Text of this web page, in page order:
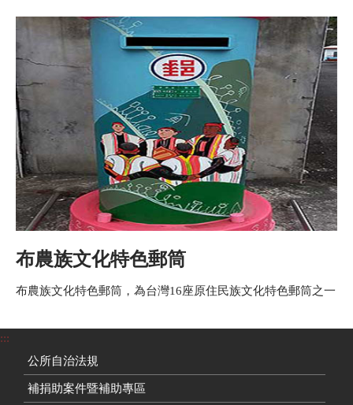
布農族文化特色郵筒
布農族文化特色郵筒，為台灣16座原住民族文化特色郵筒之一
:::
公所自治法規
補捐助案件暨補助專區